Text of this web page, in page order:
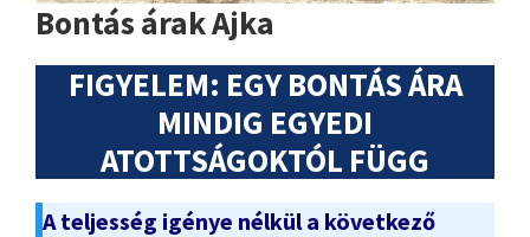
Bontás árak Ajka
FIGYELEM: EGY BONTÁS ÁRA
MINDIG EGYEDI
ATOTTSÁGOKTÓL FÜGG
A teljesség igénye nélkül a következő